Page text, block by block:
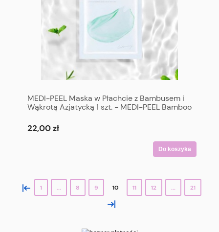
MEDI-PEEL Maska w Płachcie z Bambusem i
Wąkrotą Azjatycką 1 szt. - MEDI-PEEL Bamboo
22,00 zł
Do koszyka
« 1 ... 8 9 10 11 12 ... 21
»